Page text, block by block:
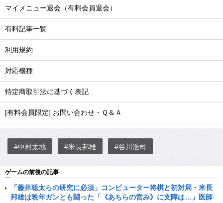
マイメニュー退会（有料会員退会）
有料記事一覧
利用規約
対応機種
特定商取引法に基づく表記
[有料会員限定] お問い合わせ・Ｑ＆Ａ
#中村太地 #米長邦雄 #谷川浩司
ゲームの前後の記事
「藤井聡太らの研究に必須」コンピューター将棋と初対局・米長
邦雄は晩年ガンとも闘った「《あちらの営み》に支障は…」医師